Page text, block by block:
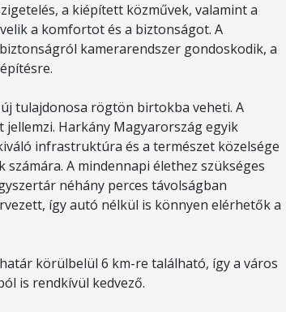
a kiépített közművek, valamint a
a komfortot és a biztonságot. A
kamerarendszer gondoskodik, a
tulajdonosa rögtön birtokba veheti. A
Harkány Magyarország egyik
infrastruktúra és a természet közelsége
A mindennapi élethez szükséges
néhány perces távolságban
így autó nélkül is könnyen elérhetők a
körülbelül 6 km-re található, így a város
is rendkívül kedvező.